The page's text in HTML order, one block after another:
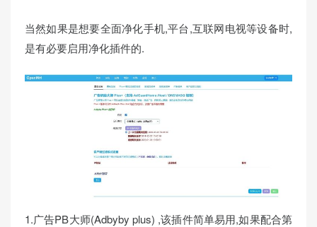
当然如果是想要全面净化手机,平台,互联网电视等设备时,
是有必要启用净化插件的.
1.广告PB大师(Adbyby plus) ,该插件简单易用,如果配合第